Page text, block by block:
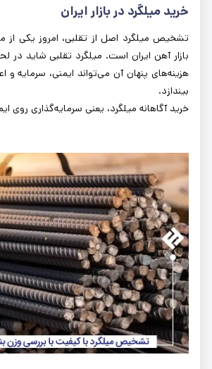
خرید میلگرد در بازار ایران
تشخیص میلگرد اصل از تقلبی، امروز یکی از
بازار آهن ایران است. میلگرد تقلبی شاید در
هزینه‌های پنهان آن می‌تواند ایمنی، سرمایه و
بیندازد.
خرید آگاهانه میلگرد، یعنی سرمایه‌گذاری روی